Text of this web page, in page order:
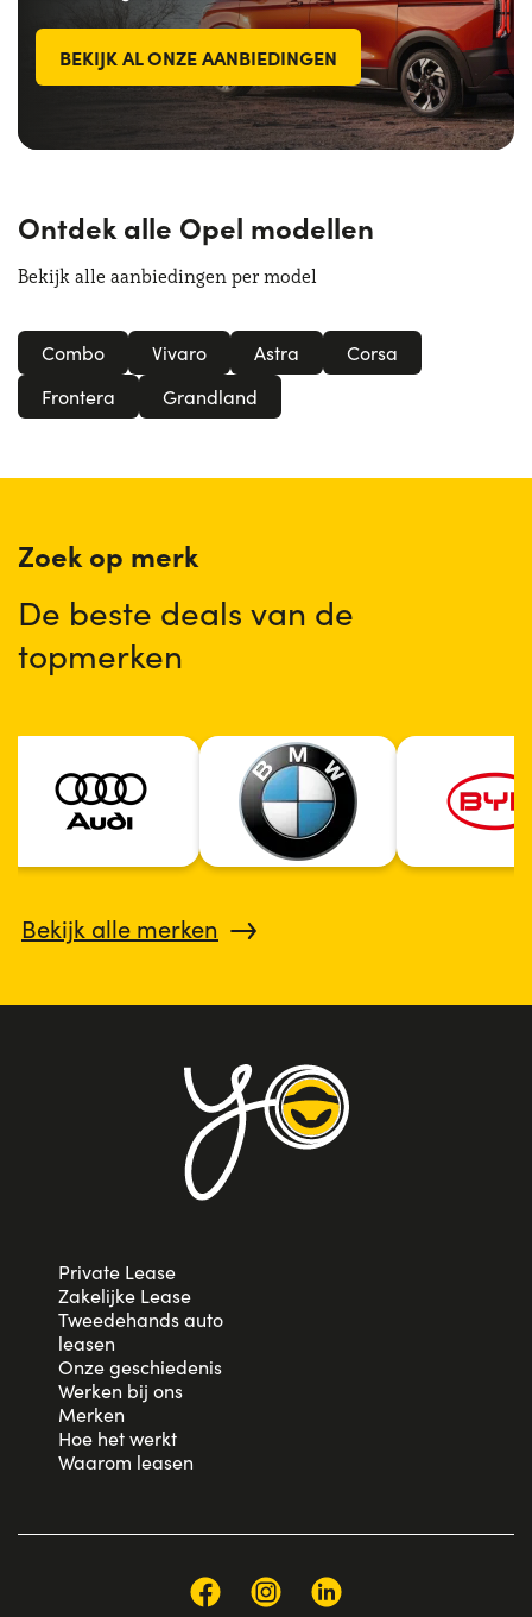
BEKIJK AL ONZE AANBIEDINGEN
Ontdek alle Opel modellen
Bekijk alle aanbiedingen per model
Combo Vivaro Astra
Corsa
Frontera
Grandland
Zoek op merk
De beste deals van de
topmerken
Bekijk alle merken
Private Lease
Zakelijke Lease
Tweedehands auto
leasen
Onze geschiedenis
Werken bij ons
Merken
Hoe het werkt
Waarom leasen